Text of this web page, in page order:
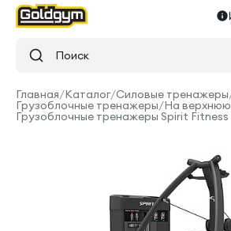
Поиск
Главная/Каталог/Силовые тренажеры
Грузоблочные тренажеры/На верхнюю
Грузоблочные тренажеры Spirit Fitness